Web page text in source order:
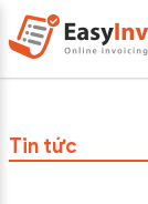
Tin tức